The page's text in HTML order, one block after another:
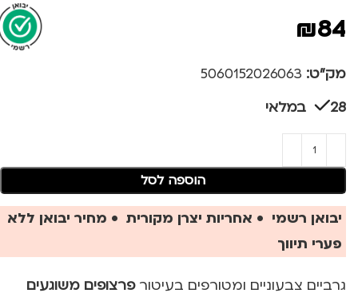
₪84
מק"ט: 5060152026063
28 במלאי
הוספה לסל
יבואן רשמי • אחריות יצרן מקורית • מחיר יבואן ללא
פערי תיווך
גרביים צבעוניים ומטורפים בעיטורפרצופים משוגעים